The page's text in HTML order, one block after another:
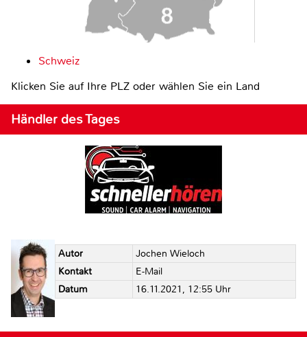
Schweiz
Klicken Sie auf Ihre PLZ oder wählen Sie ein Land
Händler des Tages
Autor
Jochen Wieloch
Kontakt
E-Mail
Datum
16.11.2021, 12:55 Uhr